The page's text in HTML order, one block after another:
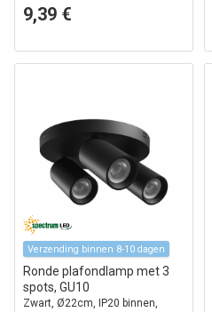
9,39 €
Verzending binnen 8-10 dagen
Ronde plafondlamp met 3
spots, GU10
Zwart, Ø22cm, IP20 binnen,